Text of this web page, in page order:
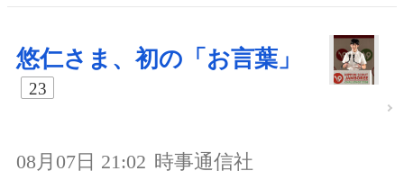
悠仁さま、初の「お言葉」
23
08月07日 21:02 時事通信社